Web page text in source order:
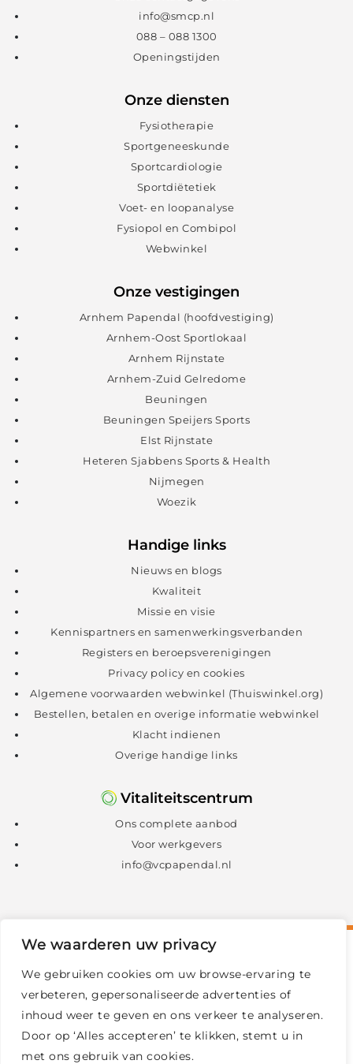
We waarderen uw privacy
We gebruiken cookies om uw browse-ervaring te
verbeteren, gepersonaliseerde advertenties of
inhoud weer te geven en ons verkeer te analyseren.
Door op ‘Alles accepteren’ te klikken, stemt u in
met ons gebruik van cookies.
info@smcp.nl
088 – 088 1300
Openingstijden
Onze diensten
Fysiotherapie
Sportgeneeskunde
Sportcardiologie
Sportdiëtetiek
Voet- en loopanalyse
Fysiopol en Combipol
Webwinkel
Onze vestigingen
Arnhem Papendal (hoofdvestiging)
Arnhem-Oost Sportlokaal
Arnhem Rijnstate
Arnhem-Zuid Gelredome
Beuningen
Beuningen Speijers Sports
Elst Rijnstate
Heteren Sjabbens Sports & Health
Nijmegen
Woezik
Handige links
Nieuws en blogs
Kwaliteit
Missie en visie
Kennispartners en samenwerkingsverbanden
Registers en beroepsverenigingen
Privacy policy en cookies
Algemene voorwaarden webwinkel (Thuiswinkel.org)
Bestellen, betalen en overige informatie webwinkel
Klacht indienen
Overige handige links
Vitaliteitscentrum
Ons complete aanbod
Voor werkgevers
info@vcpapendal.nl